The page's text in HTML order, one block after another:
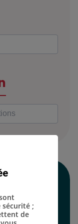
SUR
;
de